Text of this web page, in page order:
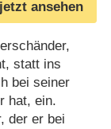
jetzt ansehen
statt ins
bei seiner
hat, ein.
der er bei